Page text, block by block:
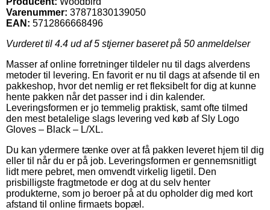
Varenummer: 37871830139050
EAN: 5712866668496
Vurderet til 4.4 ud af 5 stjerner baseret på 50 anmeldelser
Masser af online forretninger tildeler nu til dags alverdens
metoder til levering. En favorit er nu til dags at afsende til en
pakkeshop, hvor det nemlig er ret fleksibelt for dig at kunne
hente pakken når det passer ind i din kalender.
Leveringsformen er jo temmelig praktisk, samt ofte tilmed
den mest betalelige slags levering ved køb af Sly Logo
Gloves – Black – L/XL.
Du kan ydermere tænke over at få pakken leveret hjem til dig
eller til når du er på job. Leveringsformen er gennemsnitligt
lidt mere pebret, men omvendt virkelig ligetil. Den
prisbilligste fragtmetode er dog at du selv henter
produkterne, som jo beroer på at du opholder dig med kort
afstand til online firmaets bopæl.